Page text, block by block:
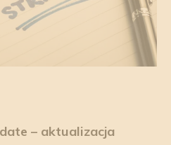
– aktualizacja